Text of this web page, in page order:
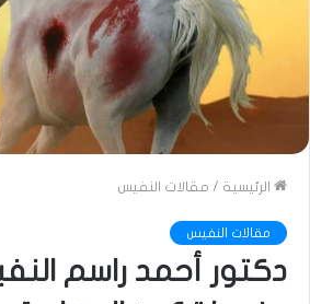
الرئيسية / مقالات النفيس
مقالات النفيس
دكتور أحمد راسم